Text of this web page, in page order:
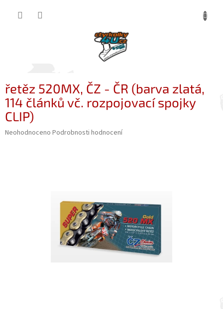
řetěz 520MX, ČZ - ČR (barva zlatá,
114 článků vč. rozpojovací spojky
CLIP)
Průměrné
Neohodnoceno Podrobnosti hodnocení